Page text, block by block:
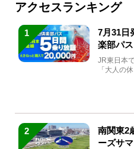
アクセスランキング
1
7月31日
楽部パ
JR東日本
「大人の
2
南関東2
ーズサ